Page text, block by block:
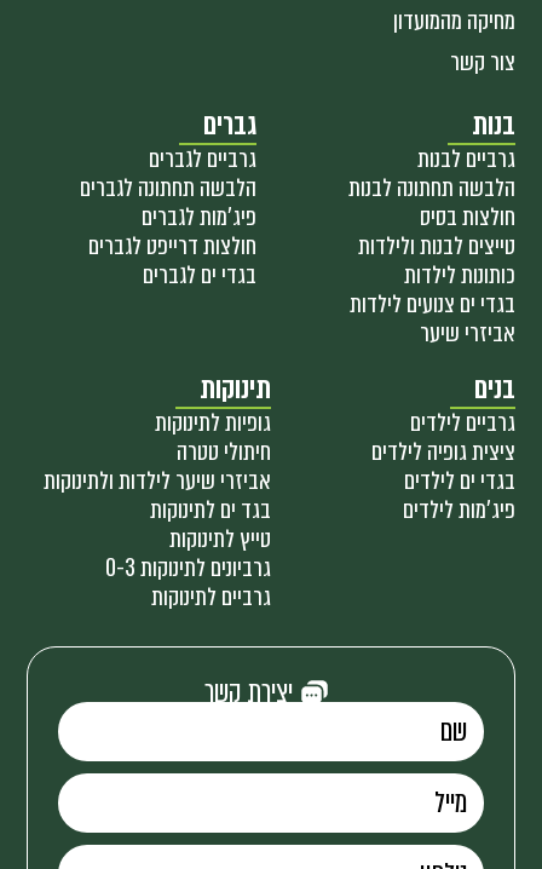
מחיקה מהמועדון
צור קשר
בנות
גרביים לבנות
הלבשה תחתונה לבנות
חולצות בסיס
טייצים לבנות ולילדות
כותונות לילדות
בגדי ים צנועים לילדות
אביזרי שיער
גברים
גרביים לגברים
הלבשה תחתונה לגברים
פיג'מות לגברים
חולצות דרייפט לגברים
בגדי ים לגברים
בנים
גרביים לילדים
ציצית גופיה לילדים
בגדי ים לילדים
פיג'מות לילדים
תינוקות
גופיות לתינוקות
חיתולי טטרה
אביזרי שיער לילדות ולתינוקות
בגד ים לתינוקות
טייץ לתינוקות
גרביונים לתינוקות 0-3
גרביים לתינוקות
יצירת קשר